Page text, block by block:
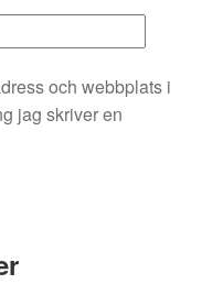
och webbplats i
jag skriver en